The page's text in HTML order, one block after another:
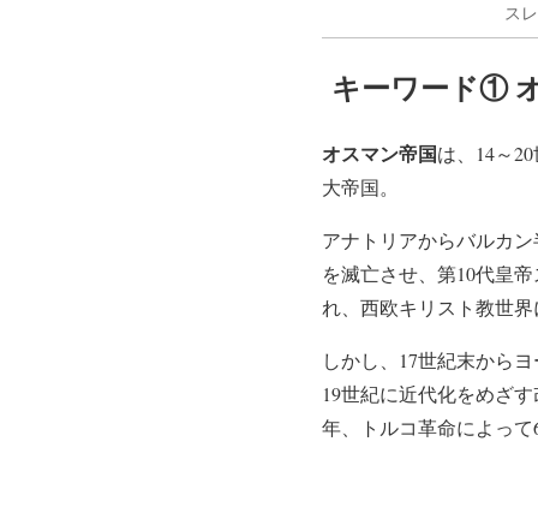
ス
キーワード①
オスマン帝国は、14～
大帝国。
アナトリアからバルカ
を滅亡させ、第10代皇
れ、西欧キリスト教世界
しかし、17世紀末から
19世紀に近代化をめざ
年、トルコ革命によって